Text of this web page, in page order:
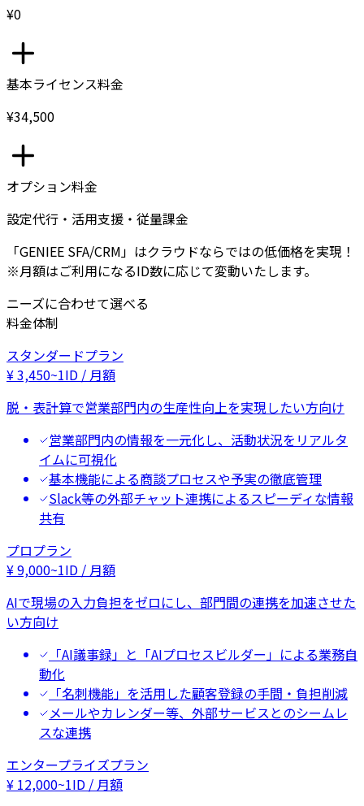
¥0
基本ライセンス料金
¥34,500
オプション料金
設定代行・活用支援・従量課金
「GENIEE SFA/CRM」はクラウドならではの低価格を実現！
※月額はご利用になるID数に応じて変動いたします。
ニーズに合わせて選べる
料金体制
スタンダードプラン
¥3,450~1ID / 月額
脱・表計算で営業部門内の生産性向上を実現したい方向け
営業部門内の情報を一元化し、活動状況をリアルタ
イムに可視化
基本機能による商談プロセスや予実の徹底管理
Slack等の外部チャット連携によるスピーディな情報
共有
プロプラン
¥9,000~1ID / 月額
AIで現場の入力負担をゼロにし、部門間の連携を加速させた
い方向け
「AI議事録」と「AIプロセスビルダー」による業務自
動化
「名刺機能」を活用した顧客登録の手間・負担削減
メールやカレンダー等、外部サービスとのシームレ
スな連携
エンタープライズプラン
¥ 12,000~1ID / 月額